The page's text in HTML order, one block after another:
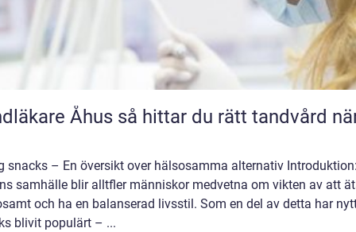
Åhus så hittar du rätt tandvård nära
snacks – En översikt over hälsosamma alternativ
samhälle blir alltfler människor medvetna om vikten av att
och ha en balanserad livsstil. Som en del av detta har
blivit populärt – ...